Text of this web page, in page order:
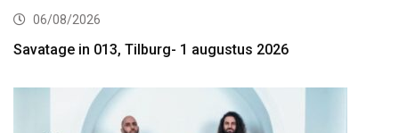
06/08/2026
Savatage in 013, Tilburg- 1 augustus 2026